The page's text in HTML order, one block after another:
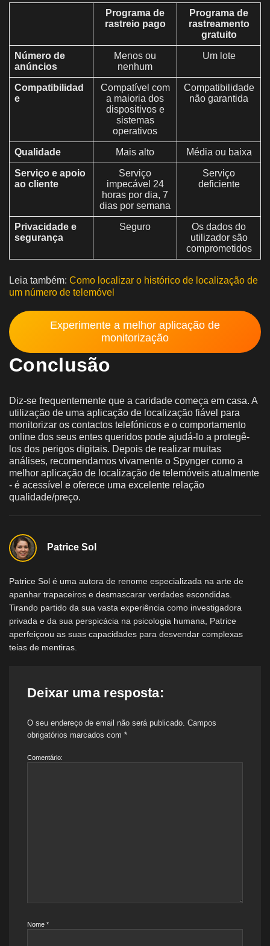
Programa de
rastreio pago
Programa de
rastreamento
gratuito
Número de
anúncios
Menos ou
nenhum
Um lote
Compatibilidad
e
Compatível com
a maioria dos
dispositivos e
sistemas
operativos
Compatibilidade
não garantida
Qualidade Mais alto Média ou baixa
Serviço e apoio
ao cliente
Serviço
impecável 24
horas por dia, 7
dias por semana
Serviço
deficiente
Privacidade e
segurança
Seguro
Os dados do
utilizador são
comprometidos
Leia também: Como localizar o histórico de localização de
um número de telemóvel
Experimente a melhor aplicação de
monitorização
Conclusão
Diz-se frequentemente que a caridade começa em casa. A
utilização de uma aplicação de localização fiável para
monitorizar os contactos telefónicos e o comportamento
online dos seus entes queridos pode ajudá-lo a protegê-
los dos perigos digitais. Depois de realizar muitas
análises, recomendamos vivamente o Spynger como a
melhor aplicação de localização de telemóveis atualmente
- é acessível e oferece uma excelente relação
qualidade/preço.
Patrice Sol
Patrice Sol é uma autora de renome especializada na arte de
apanhar trapaceiros e desmascarar verdades escondidas.
Tirando partido da sua vasta experiência como investigadora
privada e da sua perspicácia na psicologia humana, Patrice
aperfeiçoou as suas capacidades para desvendar complexas
teias de mentiras.
Deixar uma resposta:
O seu endereço de email não será publicado. Campos
obrigatórios marcados com *
Comentário:
Nome *